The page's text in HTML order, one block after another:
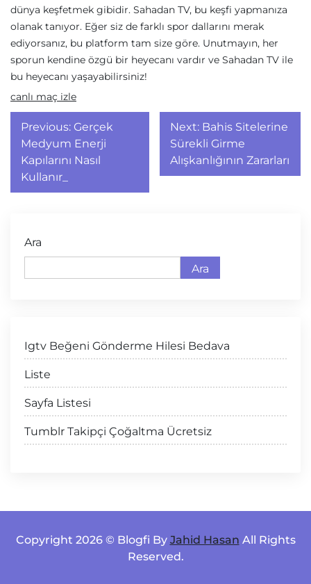
dünya keşfetmek gibidir. Sahadan TV, bu keşfi yapmanıza
olanak tanıyor. Eğer siz de farklı spor dallarını merak
ediyorsanız, bu platform tam size göre. Unutmayın, her
sporun kendine özgü bir heyecanı vardır ve Sahadan TV ile
bu heyecanı yaşayabilirsiniz!
canlı maç izle
Yazı
gezinmesi
Previous: Gerçek
Medyum Enerji
Kapılarını Nasıl
Kullanır_
Next: Bahis Sitelerine
Sürekli Girme
Alışkanlığının Zararları
Ara
Ara
Igtv Beğeni Gönderme Hilesi Bedava
Liste
Sayfa Listesi
Tumblr Takipçi Çoğaltma Ücretsiz
Copyright 2026 © Blogfi By Jahid Hasan All Rights
Reserved.